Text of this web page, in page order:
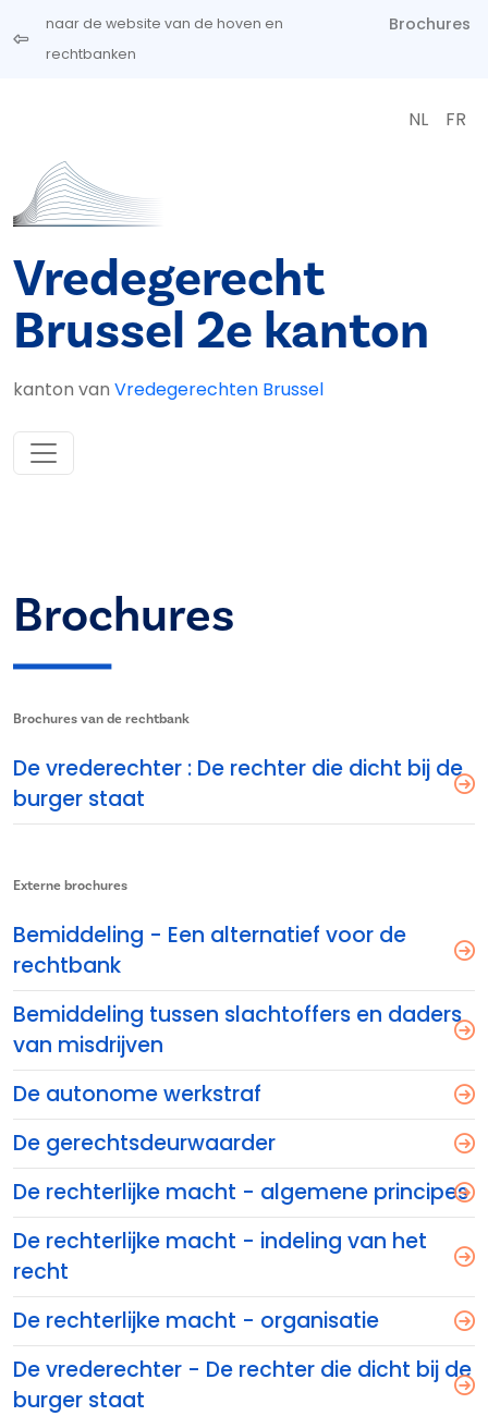
Overslaan en naar de inhoud gaan
naar de website van de hoven en
rechtbanken
Brochures
NL FR
Vredegerecht
Brussel 2e kanton
kanton van Vredegerechten Brussel
Brochures
Brochures van de rechtbank
De vrederechter : De rechter die dicht bij de
burger staat
Externe brochures
Bemiddeling - Een alternatief voor de
rechtbank
Bemiddeling tussen slachtoffers en daders
van misdrijven
De autonome werkstraf
De gerechtsdeurwaarder
De rechterlijke macht - algemene principes
De rechterlijke macht - indeling van het
recht
De rechterlijke macht - organisatie
De vrederechter - De rechter die dicht bij de
burger staat